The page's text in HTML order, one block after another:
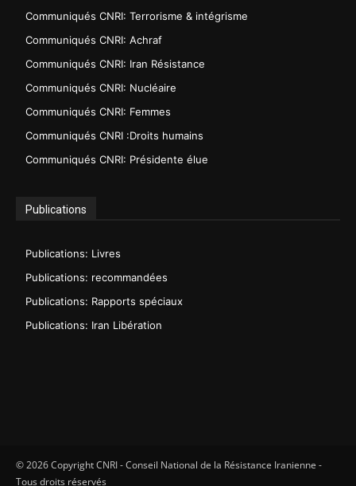
Communiqués CNRI: Terrorisme & intégrisme
Communiqués CNRI: Achraf
Communiqués CNRI: Iran Résistance
Communiqués CNRI: Nucléaire
Communiqués CNRI: Femmes
Communiqués CNRI :Droits humains
Communiqués CNRI: Présidente élue
Publications
Publications: Livres
Publications: recommandées
Publications: Rapports spéciaux
Publications: Iran Libération
© 2026 Copyright CNRI - Conseil National de la Résistance Iranienne -
Tous droits réservés